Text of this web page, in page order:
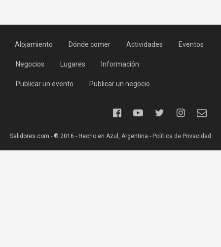
Alojamiento Dónde comer Actividades Eventos
Negocios Lugares Información
Publicar un evento Publicar un negocio
Salidores.com - ® 2016 - Hecho en Azul, Argentina - Política de Privacidad